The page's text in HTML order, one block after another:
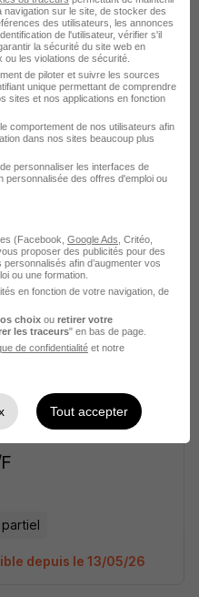
depuis le 01/06/26
H/F
depuis le 01/06/26
depuis le 13/05/26
sur le site, de stocker des
des utilisateurs, les annonces
de l'utilisateur, vérifier s'il
la sécurité du site web en
les violations de sécurité.
de piloter et suivre les sources
unique permettant de comprendre
sites et nos applications en fonction
comportement de nos utilisateurs afin
dans nos sites beaucoup plus
personnaliser les interfaces de
personnalisée des offres d'emploi ou
(Facebook, Google Ads , Critéo,
proposer des publicités pour des
afin d’augmenter vos
ou une formation.
en fonction de votre navigation, de
choix ou retirer votre
les traceurs" en bas de page.
de confidentialité et notre
Tout accepter